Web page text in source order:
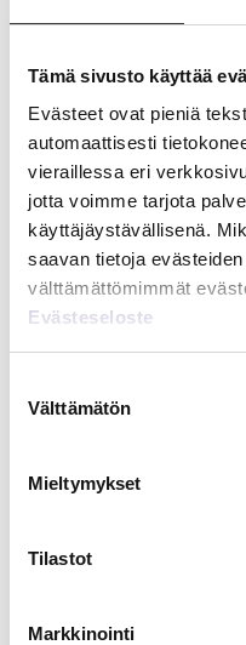
Tämä sivusto käyttää
Evästeet ovat pieniä
automaattisesti
vieraillessa eri
jotta voimme tarjota
käyttäjäystävällisenä.
saavan tietoja
välttämättömimmät
Evästeseloste
valinta
Välttämätön
Mieltymykset
Tilastot
Markkinointi
Onnistu
laadinnassa